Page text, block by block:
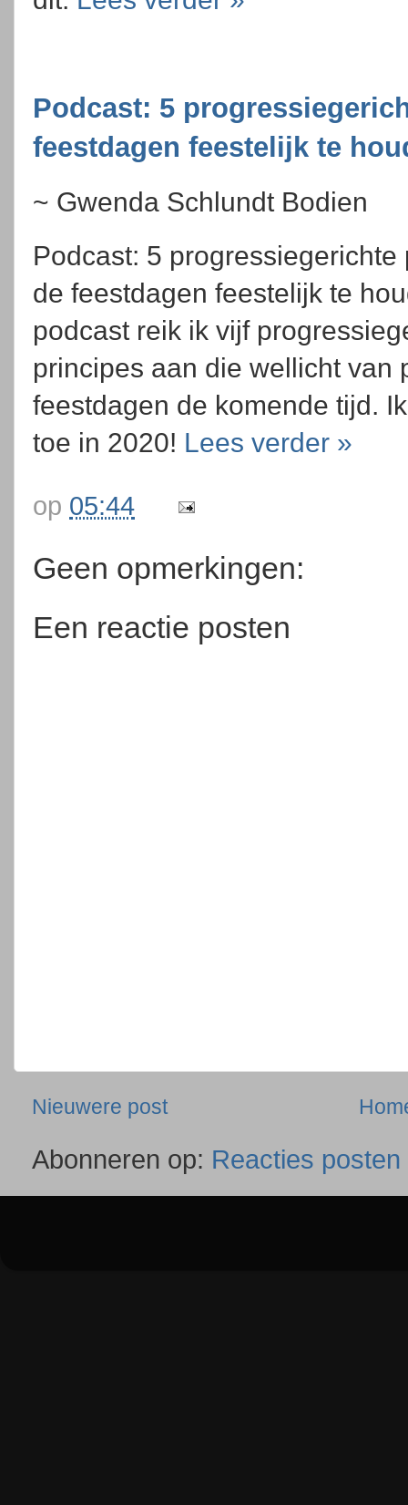
Podcast: 5
feestdagen feestelijk te
~ Gwenda Schlundt Bodien
Podcast: 5 progressiegerichte
de feestdagen feestelijk te
podcast reik ik vijf
principes aan die wellicht van
feestdagen de komende tijd.
toe in 2020! Lees verder »
op 05:44
Geen opmerkingen:
Een reactie posten
Nieuwere post
Abonneren op: Reacties